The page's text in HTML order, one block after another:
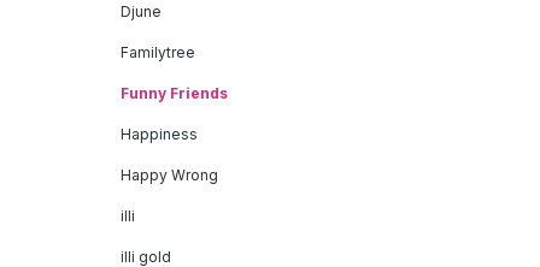
Djune
Familytree
Funny Friends
Happiness
Happy Wrong
illi
illi gold